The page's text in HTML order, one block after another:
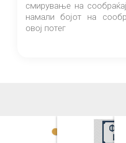
смирување на
намали бојот на
овој потег